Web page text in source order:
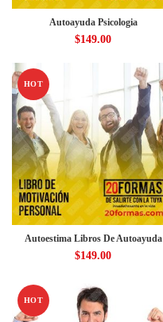
Autoayuda Psicologia
$149.00
HOT
Autoestima Libros De Autoayuda
$149.00
HOT